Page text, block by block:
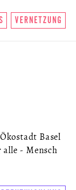
VERNETZUNG
Basel
- Mensch